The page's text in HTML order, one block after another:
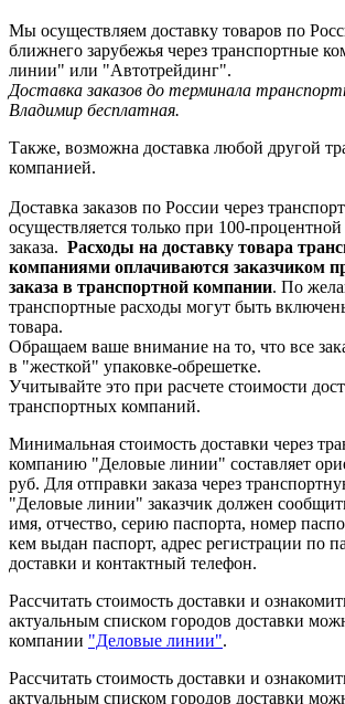
Мы осуществляем доставку товаров по
ближнего зарубежья через транспортные
линии" или "Автотрейдинг".
Доставка заказов до терминала
Владимир бесплатная.
Также, возможна доставка любой другой
компанией.
Доставка заказов по России через
осуществляется только при 100-
заказа. Расходы на доставку товара
компаниями оплачиваются заказчиком
заказа в транспортной компании. По
транспортные расходы могут быть
товара.
Обращаем ваше внимание на то, что все
в "жесткой" упаковке-обрешетке.
Учитывайте это при расчете стоимости
транспортных компаний.
Минимальная стоимость доставки через
компанию "Деловые линии" составляет
руб. Для отправки заказа через
"Деловые линии" заказчик должен
имя, отчество, серию паспорта, номер
кем выдан паспорт, адрес регистрации по
доставки и контактный телефон.
Рассчитать стоимость доставки и
актуальным списком городов доставки
компании "Деловые линии".
Рассчитать стоимость доставки и
актуальным списком городов доставки